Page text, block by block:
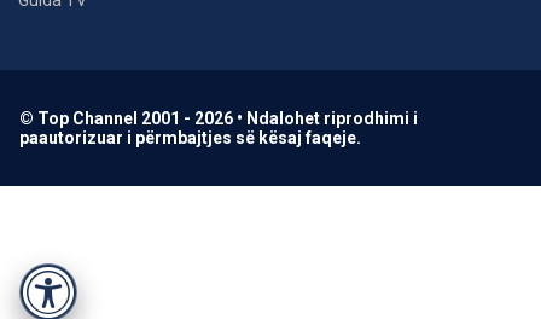
© Top Channel 2001 - 2026 • Ndalohet riprodhimi i
paautorizuar i përmbajtjes së kësaj faqeje.